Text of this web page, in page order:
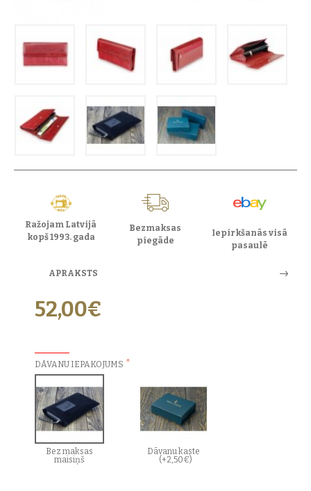
Ražojam Latvijā
kopš 1993. gada
Bezmaksas
piegāde
Iepirkšanās visā
pasaulē
APRAKSTS
52,00€
DĀVANU IEPAKOJUMS
Bez maksas
maisiņš
Dāvanu kaste
(+2,50€)